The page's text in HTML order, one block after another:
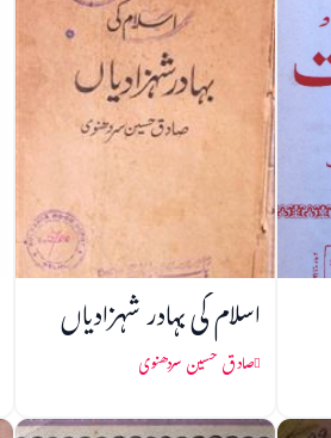
اسلام کی بہادر شہزادیاں
صادق حسین سردھنوی